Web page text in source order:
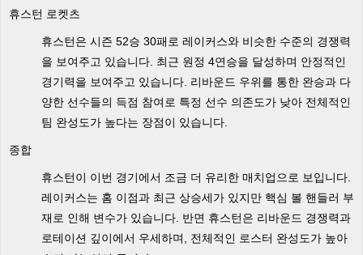
휴스턴 로켓츠
휴스턴은 시즌 52승 30패로 레이커스와 비슷한 수준의 경쟁력
을 보여주고 있습니다. 최근 원정 4연승을 달성하며 안정적인
경기력을 보여주고 있습니다. 리바운드 우위를 통한 완승과 다
양한 선수들의 득점 참여로 특정 선수 의존도가 낮아 전체적인
팀 완성도가 높다는 장점이 있습니다.
종합
휴스턴이 이번 경기에서 조금 더 유리한 매치업으로 보입니다.
레이커스는 홈 이점과 최근 상승세가 있지만 핵심 볼 핸들러 부
재로 인해 변수가 있습니다. 반면 휴스턴은 리바운드 경쟁력과
로테이션 깊이에서 우세하며, 전체적인 로스터 완성도가 높아